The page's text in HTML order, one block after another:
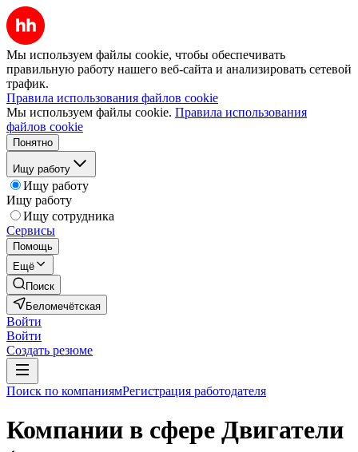
Мы используем файлы cookie, чтобы обеспечивать
правильную работу нашего веб-сайта и анализировать сетевой
трафик.
Правила использования файлов cookie
Мы используем файлы cookie. Правила использования
файлов cookie
Понятно
Ищу работу
Ищу работу
Ищу работу
Ищу сотрудника
Сервисы
Помощь
Ещё
Поиск
Беломечётская
Войти
Войти
Создать резюме
Поиск по компаниямРегистрация работодателя
Компании в сфере Двигатели